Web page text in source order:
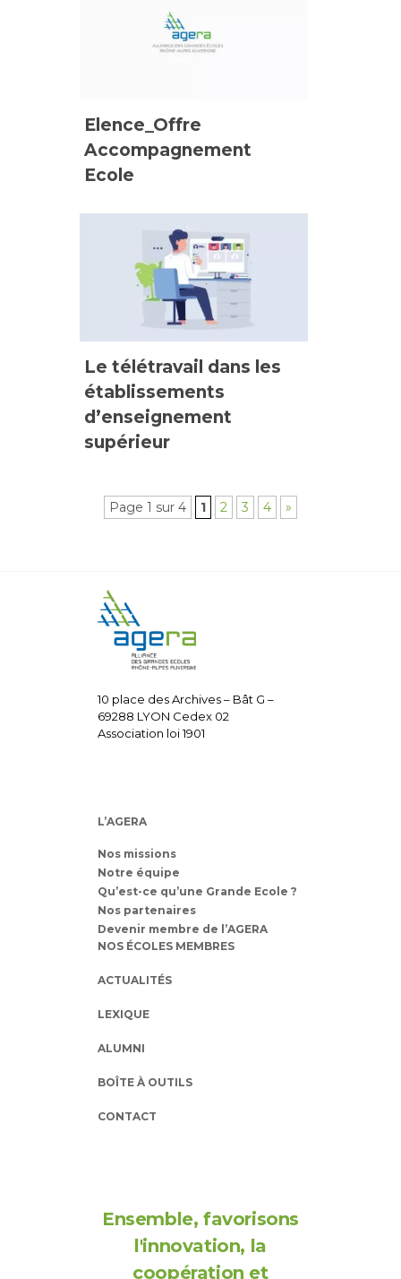
Elence_Offre
Accompagnement
Ecole
Le télétravail dans les
établissements
d’enseignement
supérieur
Page 1 sur 4 1 2 3 4 »
10 place des Archives – Bât G –
69288 LYON Cedex 02
Association loi 1901
L’AGERA
Nos missions
Notre équipe
Qu’est-ce qu’une Grande Ecole ?
Nos partenaires
Devenir membre de l’AGERA
NOS ÉCOLES MEMBRES
ACTUALITÉS
LEXIQUE
ALUMNI
BOÎTE À OUTILS
CONTACT
Ensemble, favorisons
l'innovation, la
coopération et